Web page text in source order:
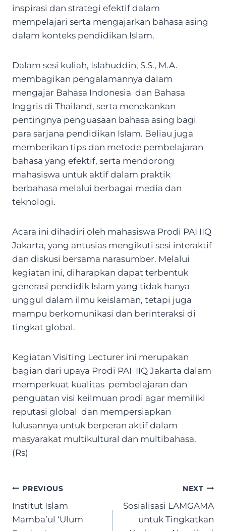
inspirasi dan strategi efektif dalam
mempelajari serta mengajarkan bahasa asing
dalam konteks pendidikan Islam.
Dalam sesi kuliah, Islahuddin, S.S., M.A.
membagikan pengalamannya dalam
mengajar Bahasa Indonesia dan Bahasa
Inggris di Thailand, serta menekankan
pentingnya penguasaan bahasa asing bagi
para sarjana pendidikan Islam. Beliau juga
memberikan tips dan metode pembelajaran
bahasa yang efektif, serta mendorong
mahasiswa untuk aktif dalam praktik
berbahasa melalui berbagai media dan
teknologi.
Acara ini dihadiri oleh mahasiswa Prodi PAI IIQ
Jakarta, yang antusias mengikuti sesi interaktif
dan diskusi bersama narasumber. Melalui
kegiatan ini, diharapkan dapat terbentuk
generasi pendidik Islam yang tidak hanya
unggul dalam ilmu keislaman, tetapi juga
mampu berkomunikasi dan berinteraksi di
tingkat global.
Kegiatan Visiting Lecturer ini merupakan
bagian dari upaya Prodi PAI IIQ Jakarta dalam
memperkuat kualitas pembelajaran dan
penguatan visi keilmuan prodi agar memiliki
reputasi global dan mempersiapkan
lulusannya untuk berperan aktif dalam
masyarakat multikultural dan multibahasa.
(Rs)
Post
navigation
PREVIOUS
Institut Islam
Mamba’ul ‘Ulum
NEXT
Sosialisasi LAMGAMA
untuk Tingkatkan